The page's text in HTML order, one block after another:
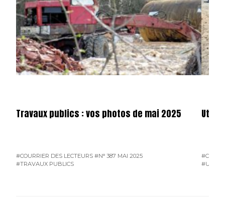
Travaux publics : vos photos de mai 2025
#COURRIER DES LECTEURS #N° 387 MAI 2025
#TRAVAUX PUBLICS